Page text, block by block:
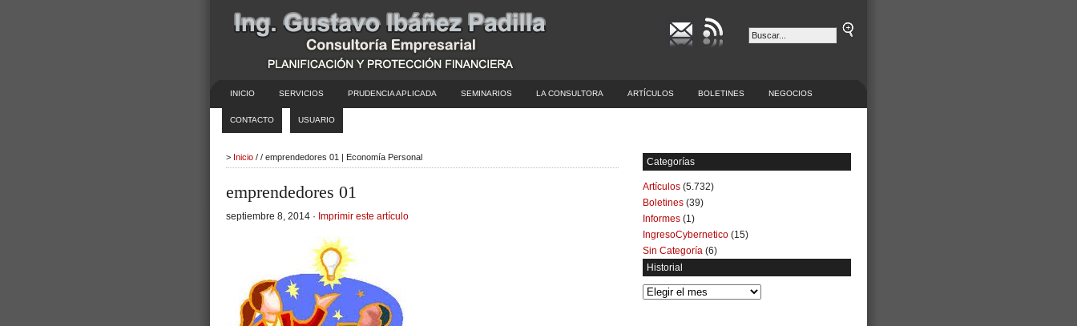
INICIO SERVICIOS PRUDENCIA APLICADA SEMINARIOS LA CONSULTORA ARTÍCULOS BOLETINES NEGOCIOS
CONTACTO USUARIO
> Inicio / / emprendedores 01 | Economía Personal
emprendedores 01
septiembre 8, 2014 · Imprimir este artículo
Categorías
Artículos (5.732)
Boletines (39)
Informes (1)
IngresoCybernetico (15)
Sin Categoría (6)
Historial
Historial